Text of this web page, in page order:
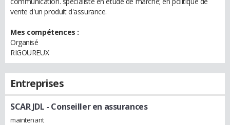
vente d'un produit d'assurance.
Mes compétences :
Organisé
RIGOUREUX
Entreprises
SCAR JDL - Conseiller en assurances
maintenant